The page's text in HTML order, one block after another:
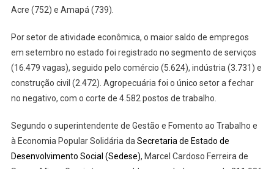
Acre (752) e Amapá (739).
Por setor de atividade econômica, o maior saldo de empregos
em setembro no estado foi registrado no segmento de serviços
(16.479 vagas), seguido pelo comércio (5.624), indústria (3.731) e
construção civil (2.472). Agropecuária foi o único setor a fechar
no negativo, com o corte de 4.582 postos de trabalho.
Segundo o superintendente de Gestão e Fomento ao Trabalho e
à Economia Popular Solidária da Secretaria de Estado de
Desenvolvimento Social (Sedese), Marcel Cardoso Ferreira de